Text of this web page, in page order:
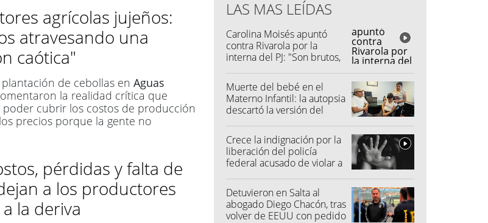
agrícolas jujeños:
atravesando una
caótica"
de cebollas en Aguas
la realidad crítica que
poder cubrir los costos de producción
precios porque la gente no
pérdidas y falta de
a los productores
la deriva
LAS MAS LEÍDAS
Carolina Moisés apuntó
contra Rivarola por la
interna del PJ: "Son brutos,
Muerte del bebé en el
Materno Infantil: la autopsia
descartó la versión del
Crece la indignación por la
liberación del policía
federal acusado de violar a
Detuvieron en Salta al
abogado Diego Chacón, tras
volver de EEUU con pedido